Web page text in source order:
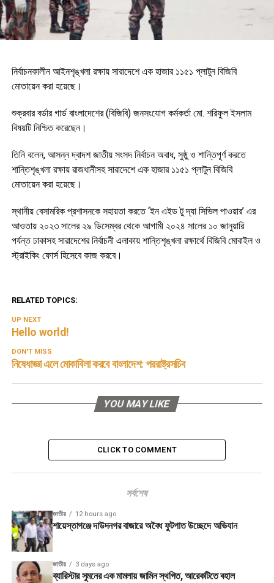
নির্বাচনকালীন আইনশৃঙ্খলা রক্ষায় সারাদেশে এক হাজার ১১৫১ প্লাটুন বিজিবি
মোতায়েন করা হয়েছে।
শুক্রবার বর্ডার গার্ড বাংলাদেশের (বিজিবি) জনসংযোগ কর্মকর্তা মো. শরিফুল ইসলাম
বিষয়টি নিশ্চিত করেছেন।
তিনি বলেন, আসন্ন দ্বাদশ জাতীয় সংসদ নির্বাচন অবাধ, সুষ্ঠু ও শান্তিপূর্ণ করতে
শান্তিশৃঙ্খলা রক্ষায় রাজধানীসহ সারাদেশে এক হাজার ১১৫১ প্লাটুন বিজিবি
মোতায়েন করা হয়েছে।
স্থানীয় বেসামরিক প্রশাসনকে সহায়তা করতে ‘ইন এইড টু দ্যা সিভিল পাওয়ার’ এর
আওতায় ২০২৩ সালের ২৯ ডিসেম্বর থেকে আগামী ২০২৪ সালের ১০ জানুয়ারি
পর্যন্ত ঢাকাসহ সারাদেশের নির্বাচনী এলাকায় শান্তিশৃঙ্খলা রক্ষার্থে বিজিবি মোবাইল ও
স্ট্রাইকিং ফোর্স হিসেবে কাজ করবে।
RELATED TOPICS:
UP NEXT
Hello world!
DON'T MISS
নিষেধাজ্ঞা এলে মোকাবিলা করবে বাংলাদেশ: পররাষ্ট্রসচিব
YOU MAY LIKE
CLICK TO COMMENT
সর্বশেষ
জাতীয় 12 hours ago
শায়েস্তাগঞ্জে দাউদনগর বাজারে অবৈধ ফুটপাত উচ্ছেদে অভিযান
জাতীয় 3 days ago
ব্যারিস্টার সুমনের এক মামলায় জামিন স্থগিত, আরেকটিতে বহাল